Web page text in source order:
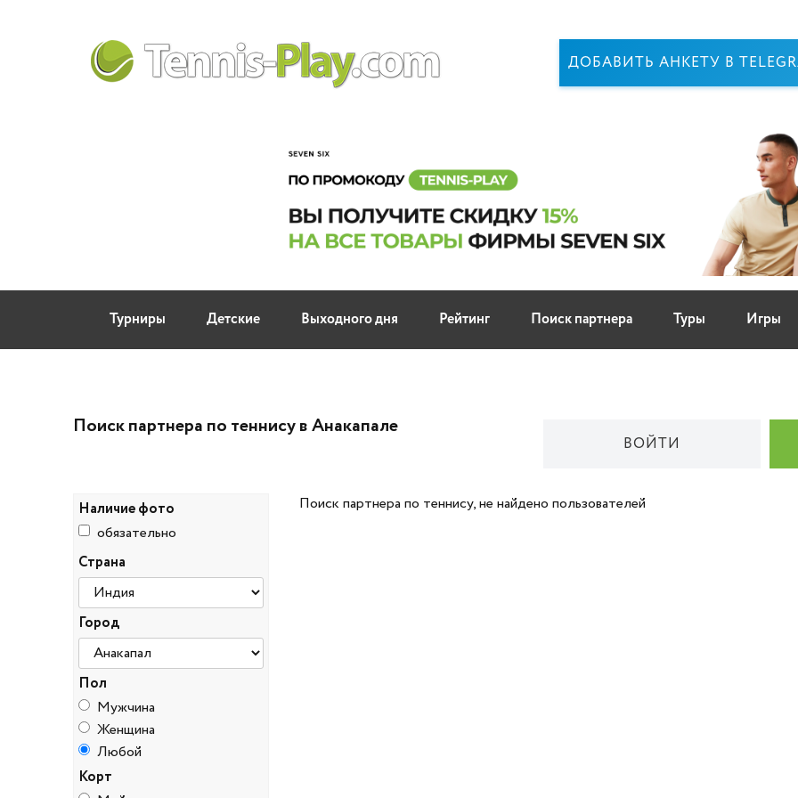
ДОБАВИТЬ АНКЕТУ В
Турниры Детские Выходного дня Рейтинг Поиск партнера Туры Игры
Поиск партнера по теннису в Анакапале
ВОЙТИ
Наличие фото
обязательно
Страна
Город
Пол
Мужчина
Женщина
Любой
Корт
Поиск партнера по теннису, не найдено пользователей